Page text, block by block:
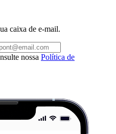
caixa de e-mail.
nossa Política de